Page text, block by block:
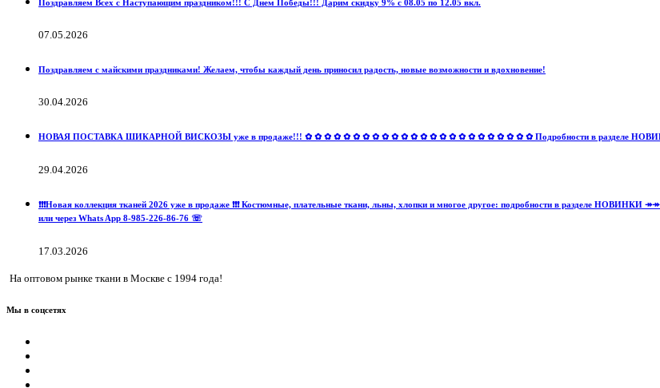
Поздравляем Всех с Наступающим праздником!!! С Днем Победы!!! Дарим скидку 9% с 08.05 по 12.05 вкл.
07.05.2026
Поздравляем с майскими праздниками! Желаем, чтобы каждый день приносил радость, новые возможности и вдохновение!
30.04.2026
НОВАЯ ПОСТАВКА ШИКАРНОЙ ВИСКОЗЫ уже в продаже!!! ✿ ✿ ✿ ✿ ✿ ✿ ✿ ✿ ✿ ✿ ✿ ✿ ✿ ✿ ✿ ✿ ✿ ✿ ✿ ✿ ✿ ✿ ✿ ✿ Подробности в разделе НОВИНКИ
29.04.2026
❗️❗️❗️Новая коллекция тканей 2026 уже в продаже ❗️❗️❗️ Костюмные, плательные ткани, льны, хлопки и многое другое: подробности в
или через Whats App 8-985-226-86-76 ☏
17.03.2026
На оптовом рынке ткани в Москве с 1994 года!
Мы в соцсетях